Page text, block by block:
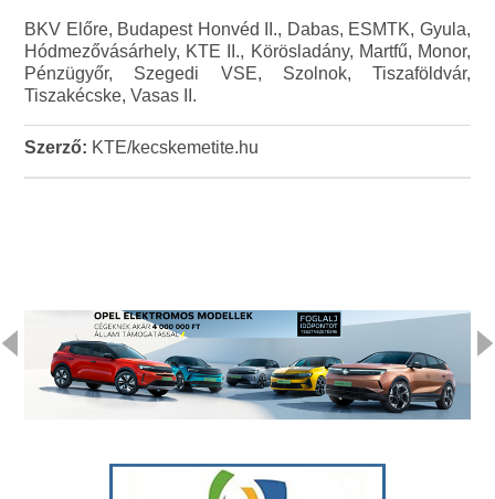
BKV Előre, Budapest Honvéd II., Dabas, ESMTK, Gyula,
Hódmezővásárhely, KTE II., Körösladány, Martfű, Monor,
Pénzügyőr, Szegedi VSE, Szolnok, Tiszaföldvár,
Tiszakécske, Vasas II.
Szerző: KTE/kecskemetite.hu